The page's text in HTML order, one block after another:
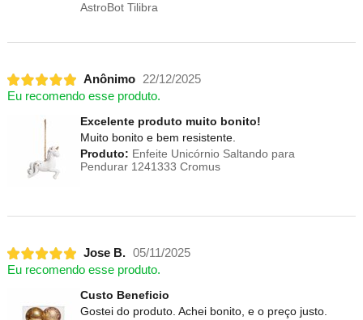
AstroBot Tilibra
Anônimo
22/12/2025
Eu recomendo esse produto.
Excelente produto muito bonito!
Muito bonito e bem resistente.
Produto: Enfeite Unicórnio Saltando para
Pendurar 1241333 Cromus
Jose B. 05/11/2025
Eu recomendo esse produto.
Custo Beneficio
Gostei do produto. Achei bonito, e o preço justo.